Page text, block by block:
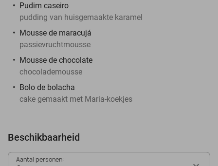
Pudim caseiro
pudding van huisgemaakte karamel
Mousse de maracujá
passievruchtmousse
Mousse de chocolate
chocolademousse
Bolo de bolacha
cake gemaakt met Maria-koekjes
Beschikbaarheid
Aantal personen: